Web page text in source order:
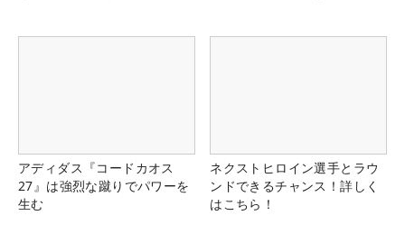
アディダス『コードカオス
27』は強烈な蹴りでパワーを
生む
ネクストヒロイン選手とラウ
ンドできるチャンス！詳しく
はこちら！